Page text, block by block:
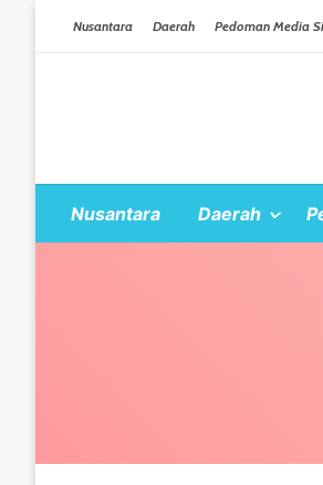
Nusantara Daerah Pedoman Media
Nusantara Daerah